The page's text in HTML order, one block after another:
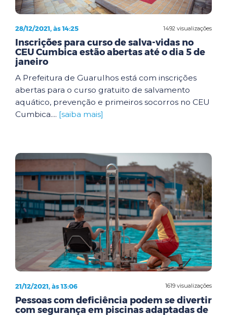
1492 visualizações
28/12/2021, às 14:25
Inscrições para curso de salva-vidas no
CEU Cumbica estão abertas até o dia 5 de
janeiro
A Prefeitura de Guarulhos está com inscrições
abertas para o curso gratuito de salvamento
aquático, prevenção e primeiros socorros no CEU
Cumbica.... [saiba mais]
1619 visualizações
21/12/2021, às 13:06
Pessoas com deficiência podem se divertir
com segurança em piscinas adaptadas de